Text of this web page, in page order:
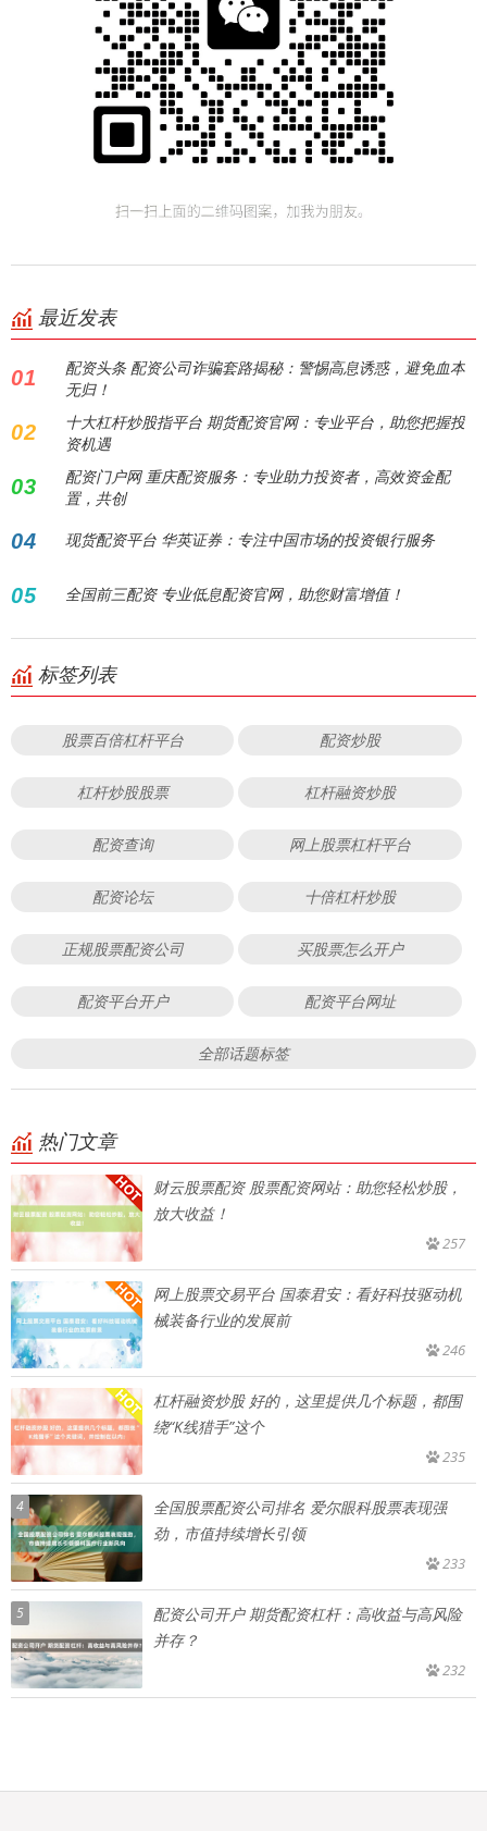
最近发表
01
配资头条 配资公司诈骗套路揭秘：警惕高息诱惑，避免血本
无归！
02
十大杠杆炒股指平台 期货配资官网：专业平台，助您把握投
资机遇
03
配资门户网 重庆配资服务：专业助力投资者，高效资金配
置，共创
04 现货配资平台 华英证券：专注中国市场的投资银行服务
05 全国前三配资 专业低息配资官网，助您财富增值！
标签列表
股票百倍杠杆平台 配资炒股
杠杆炒股股票 杠杆融资炒股
配资查询 网上股票杠杆平台
配资论坛 十倍杠杆炒股
正规股票配资公司 买股票怎么开户
配资平台开户 配资平台网址
全部话题标签
热门文章
财云股票配资 股票配资网站：助您轻松炒股，
放大收益！
257
网上股票交易平台 国泰君安：看好科技驱动机
械装备行业的发展前
246
杠杆融资炒股 好的，这里提供几个标题，都围
绕“K线猎手”这个
235
4
全国股票配资公司排名 爱尔眼科股票表现强
劲，市值持续增长引领
233
5
配资公司开户 期货配资杠杆：高收益与高风险
并存？
232